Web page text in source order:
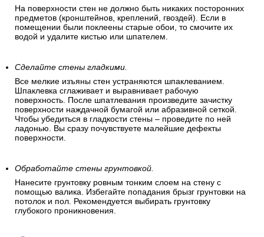
На поверхности стен не должно быть никаких посторонних
предметов (кронштейнов, креплений, гвоздей). Если в
помещении были поклеены старые обои, то смочите их
водой и удалите кистью или шпателем.
Сделайте стены гладкими.
Все мелкие изъяны стен устраняются шпаклеванием.
Шпаклевка сглаживает и выравнивает рабочую
поверхность. После шпатлевания произведите зачистку
поверхности наждачной бумагой или абразивной сеткой.
Чтобы убедиться в гладкости стены – проведите по ней
ладонью. Вы сразу почувствуете малейшие дефекты
поверхности.
Обработайте стены грунтовкой.
Нанесите грунтовку ровным тонким слоем на стену с
помощью валика. Избегайте попадания брызг грунтовки на
потолок и пол. Рекомендуется выбирать грунтовку
глубокого проникновения.